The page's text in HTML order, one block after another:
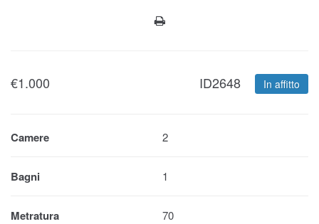
€1.000 ID2648 In affitto
Camere 2
Bagni 1
Metratura 70